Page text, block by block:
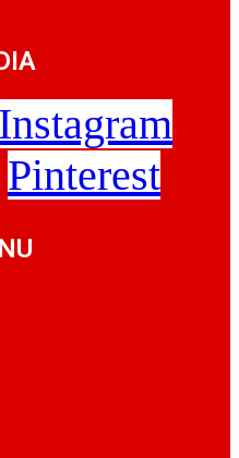
Instagram
Pinterest